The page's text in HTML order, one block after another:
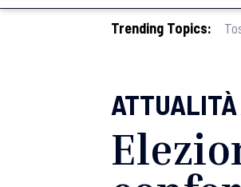
Trending Topics:
ATTUALITÀ